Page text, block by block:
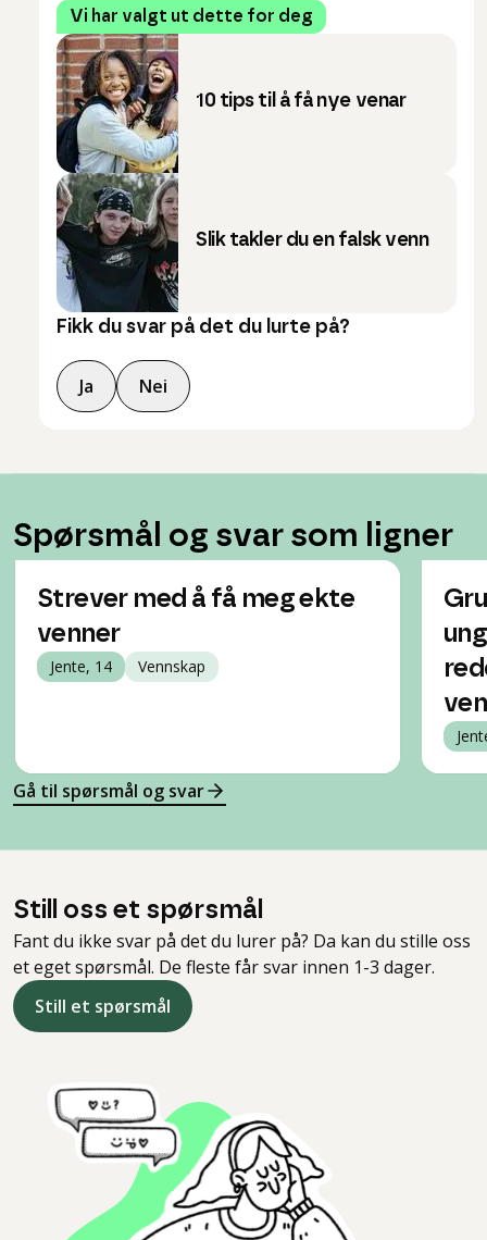
Vi har valgt ut dette for deg
10 tips til å få nye venar
Slik takler du en falsk venn
Fikk du svar på det du lurte på?
Ja Nei
Spørsmål og svar som ligner
Strever med å få meg ekte
venner
Jente, 14 Vennskap
Gå til spørsmål og svar
Still oss et spørsmål
Fant du ikke svar på det du lurer på? Da kan du stille oss
et eget spørsmål. De fleste får svar innen 1-3 dager.
Still et spørsmål